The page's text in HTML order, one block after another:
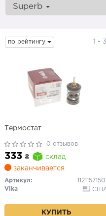
Superb
по рейтингу 1 -
Термостат
0 отзывов
333 ₴
склад
заканчивается
Артикул:
11211571501
Vika
КУПИТЬ